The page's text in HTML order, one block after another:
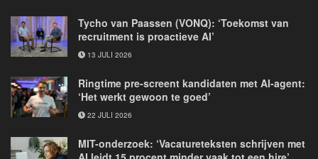
Tycho van Paassen (VONQ): ‘Toekomst van
recruitment is proactieve AI’
13 JULI 2026
Ringtime pre-screent kandidaten met AI-agent:
‘Het werkt gewoon te goed’
22 JULI 2026
MIT-onderzoek: ‘Vacatureteksten schrijven met